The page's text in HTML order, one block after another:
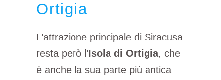
Ortigia
L’attrazione principale di Siracusa
resta però l’Isola di Ortigia, che
è anche la sua parte più antica